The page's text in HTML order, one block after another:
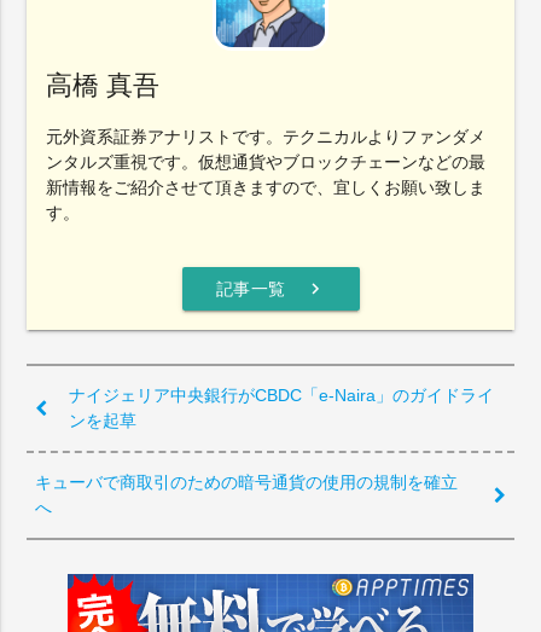
高橋 真吾
元外資系証券アナリストです。テクニカルよりファンダメ
ンタルズ重視です。仮想通貨やブロックチェーンなどの最
新情報をご紹介させて頂きますので、宜しくお願い致しま
す。
記事一覧 chevron_right
ナイジェリア中央銀行がCBDC「e-Naira」のガイドライ
ンを起草
キューバで商取引のための暗号通貨の使用の規制を確立
へ